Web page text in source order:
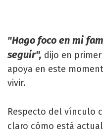
"Hago foco en mi
seguir", dijo en
apoya en este
vivir.
Respecto del vínculo
claro cómo está